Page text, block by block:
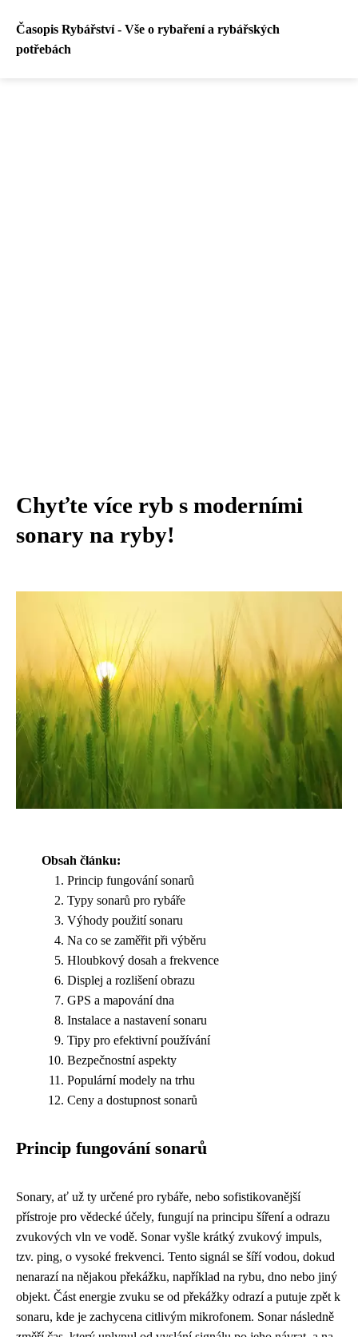
Časopis Rybářství - Vše o rybaření a rybářských
potřebách
Chyťte více ryb s moderními
sonary na ryby!
Obsah článku:
Princip fungování sonarů
Typy sonarů pro rybáře
Výhody použití sonaru
Na co se zaměřit při výběru
Hloubkový dosah a frekvence
Displej a rozlišení obrazu
GPS a mapování dna
Instalace a nastavení sonaru
Tipy pro efektivní používání
Bezpečnostní aspekty
Populární modely na trhu
Ceny a dostupnost sonarů
Princip fungování sonarů
Sonary, ať už ty určené pro rybáře, nebo sofistikovanější
přístroje pro vědecké účely, fungují na principu šíření a odrazu
zvukových vln ve vodě. Sonar vyšle krátký zvukový impuls,
tzv. ping, o vysoké frekvenci. Tento signál se šíří vodou, dokud
nenarazí na nějakou překážku, například na rybu, dno nebo jiný
objekt. Část energie zvuku se od překážky odrazí a putuje zpět k
sonaru, kde je zachycena citlivým mikrofonem. Sonar následně